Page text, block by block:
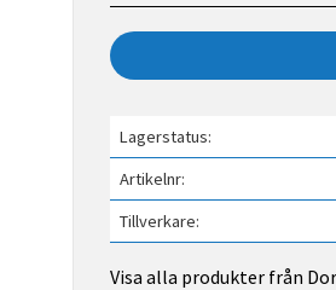
Lagerstatus
Artikelnr
Tillverkare
Visa alla produkter från